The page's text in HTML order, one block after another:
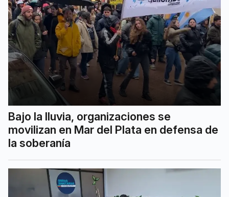
Bajo la lluvia, organizaciones se
movilizan en Mar del Plata en defensa de
la soberanía